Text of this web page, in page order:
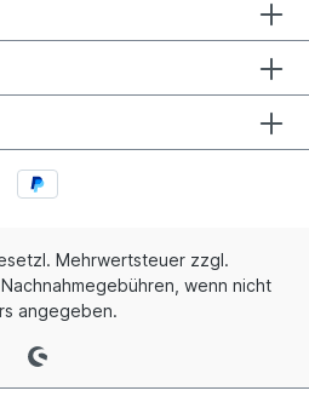
Mehrwertsteuer zzgl.
wenn nicht
angegeben.